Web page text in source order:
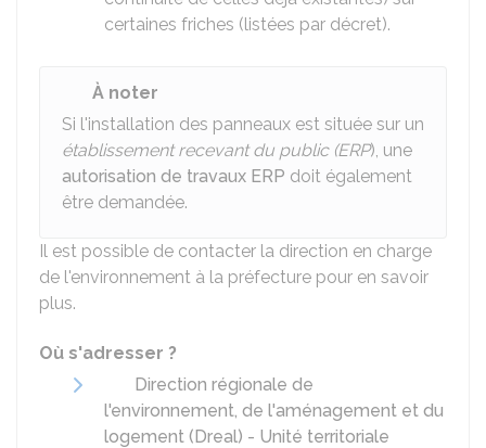
certaines friches (listées par décret).
À noter
Si l'installation des panneaux est située sur un
établissement recevant du public (ERP), une
autorisation de travaux ERP doit également
être demandée.
Il est possible de contacter la direction en charge
de l'environnement à la préfecture pour en savoir
plus.
Où s'adresser ?
Direction régionale de
l'environnement, de l'aménagement et du
logement (Dreal) - Unité territoriale